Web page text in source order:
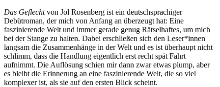
Das Geflechtvon Jol Rosenberg ist ein deutschsprachiger
Debütroman, der mich von Anfang an überzeugt hat: Eine
faszinierende Welt und immer gerade genug Rätselhaftes, um mich
bei der Stange zu halten. Dabei erschließen sich den Leser*innen
langsam die Zusammenhänge in der Welt und es ist überhaupt nicht
schlimm, dass die Handlung eigentlich erst recht spät Fahrt
aufnimmt. Die Auflösung schien mir dann zwar etwas plump, aber
es bleibt die Erinnerung an eine faszinierende Welt, die so viel
komplexer ist, als sie auf den ersten Blick scheint.